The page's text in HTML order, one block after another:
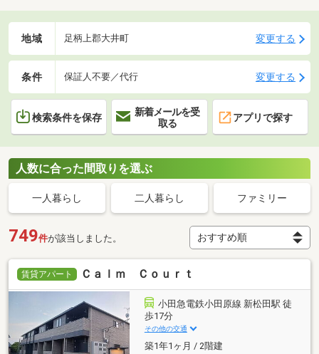
た生活を送りましょう。
地域 足柄上郡大井町 変更する
条件 保証人不要／代行 変更する
検索条件を保存
新着メールを受
取る
アプリで探す
人数に合った間取りを選ぶ
一人暮らし 二人暮らし ファミリー
749件が該当しました。
賃貸アパート Ｃａｌｍ Ｃｏｕｒｔ
小田急電鉄小田原線 新松田駅 徒
歩17分
その他の交通
築1年1ヶ月 / 2階建